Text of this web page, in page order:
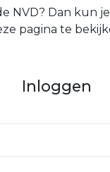
NVD? Dan kun
pagina te
Inloggen